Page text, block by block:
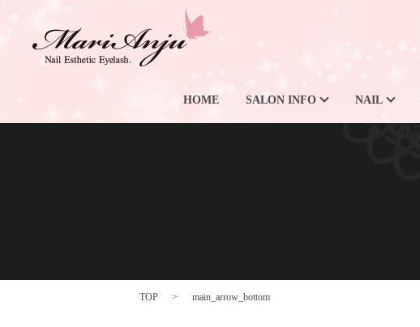
HOME SALON INFO NAIL
TOP main_arrow_bottom